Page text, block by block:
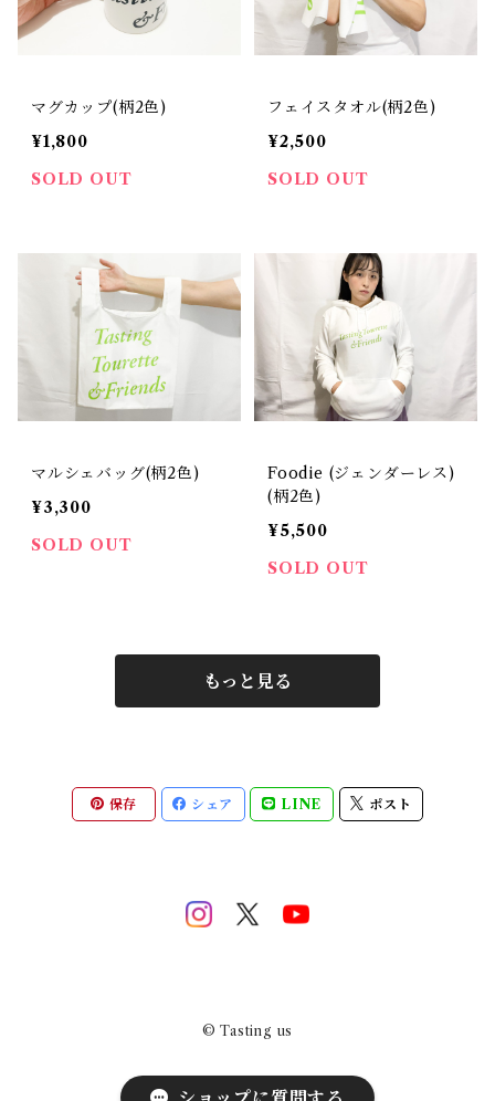
マグカップ(柄2色)
¥1,800
SOLD OUT
フェイスタオル(柄2色)
¥2,500
SOLD OUT
マルシェバッグ(柄2色)
¥3,300
SOLD OUT
Foodie (ジェンダーレス)
(柄2色)
¥5,500
SOLD OUT
もっと見る
保存 シェア LINE ポスト
© Tasting us